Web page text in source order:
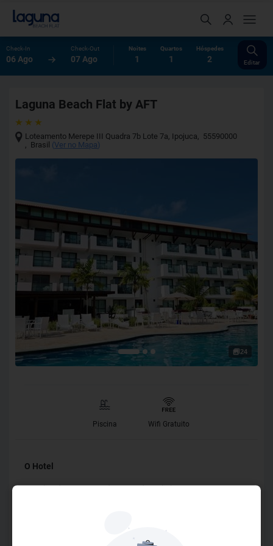
Check-In
06 Ago
Check-Out
07 Ago
Noites
1
Quartos
1
Hóspedes
2 Editar
Laguna Beach Flat by AFT
Loteamento Merepe III Quadra 7b Lote 7a, Ipojuca, 55590000
, Brasil (Ver no Mapa)
24
Piscina Wifi Gratuito
O Hotel
Localizado no centro de Porto de Galinhas, o LAGUNA
incluem sala de estar com sofá, TV de tela plana, cozinha